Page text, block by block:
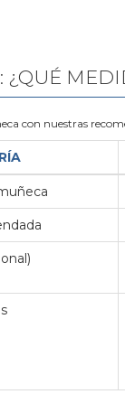
¿QUÉ
con nuestras